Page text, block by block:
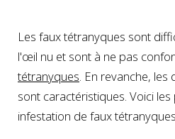
Les faux tétranyques sont
l'œil nu et sont à ne pas
tétranyques. En revanche, les
sont caractéristiques. Voici
infestation de faux